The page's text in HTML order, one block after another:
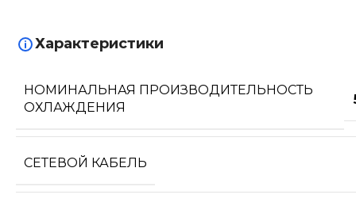
Характеристики
НОМИНАЛЬНАЯ ПРОИЗВОДИТЕЛЬНОСТЬ
ОХЛАЖДЕНИЯ
СЕТЕВОЙ КАБЕЛЬ